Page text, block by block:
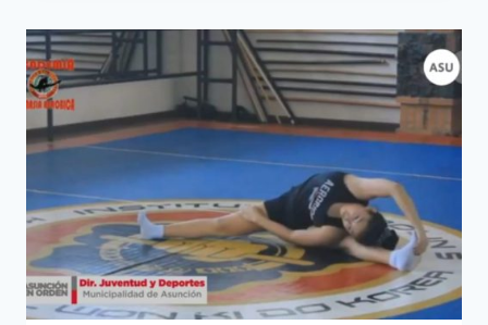
MUNICIPAL
FUE
HABILITADA
LA
21º
Y
CHILE